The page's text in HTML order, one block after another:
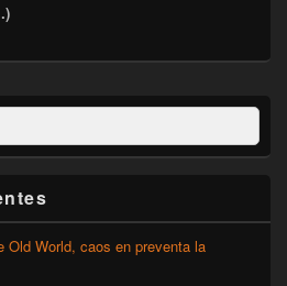
Old World, caos en preventa la